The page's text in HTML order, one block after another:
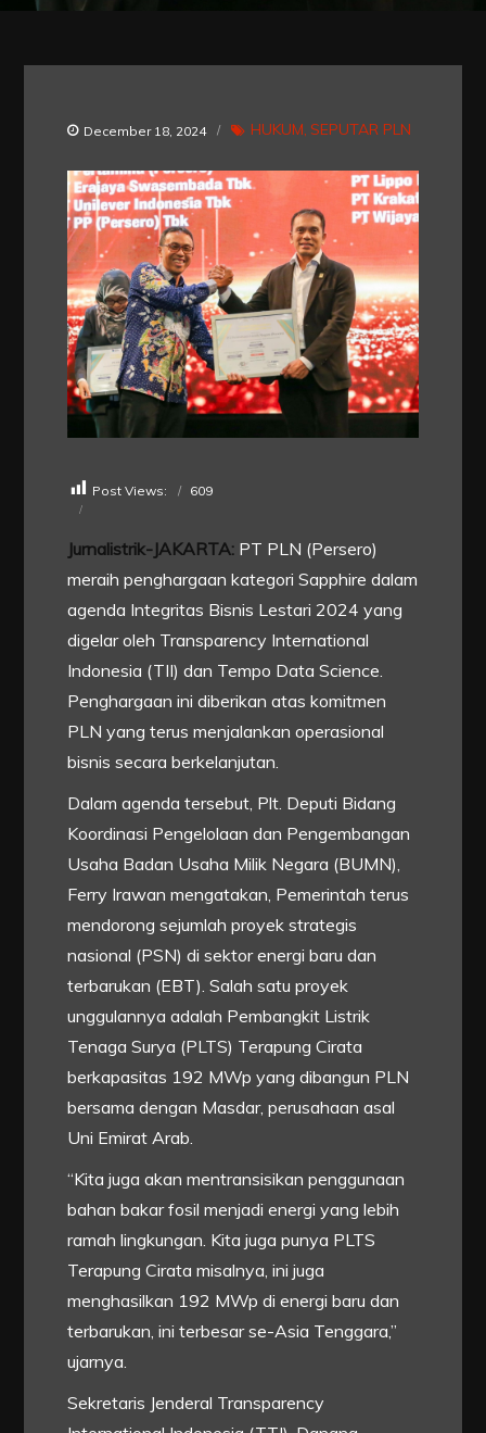
December 18, 2024 HUKUM SEPUTAR PLN
Post Views: 609
Jurnalistrik-JAKARTA: PT PLN (Persero)
meraih penghargaan kategori Sapphire dalam
agenda Integritas Bisnis Lestari 2024 yang
digelar oleh Transparency International
Indonesia (TII) dan Tempo Data Science.
Penghargaan ini diberikan atas komitmen
PLN yang terus menjalankan operasional
bisnis secara berkelanjutan.
Dalam agenda tersebut, Plt. Deputi Bidang
Koordinasi Pengelolaan dan Pengembangan
Usaha Badan Usaha Milik Negara (BUMN),
Ferry Irawan mengatakan, Pemerintah terus
mendorong sejumlah proyek strategis
nasional (PSN) di sektor energi baru dan
terbarukan (EBT). Salah satu proyek
unggulannya adalah Pembangkit Listrik
Tenaga Surya (PLTS) Terapung Cirata
berkapasitas 192 MWp yang dibangun PLN
bersama dengan Masdar, perusahaan asal
Uni Emirat Arab.
“Kita juga akan mentransisikan penggunaan
bahan bakar fosil menjadi energi yang lebih
ramah lingkungan. Kita juga punya PLTS
Terapung Cirata misalnya, ini juga
menghasilkan 192 MWp di energi baru dan
terbarukan, ini terbesar se-Asia Tenggara,”
ujarnya.
Sekretaris Jenderal Transparency